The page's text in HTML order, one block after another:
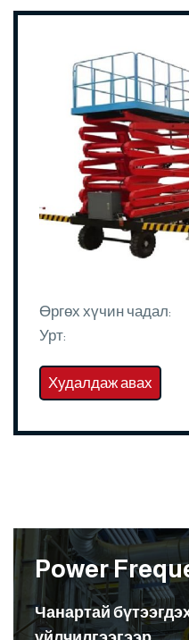
Өргөх хүчин чадал:
Урт:
Худалдаж авах
Power
Чанартай